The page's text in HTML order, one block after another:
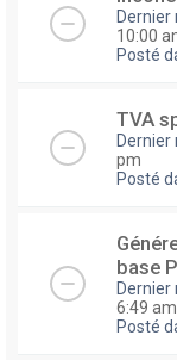
Dernier
10:00
Posté
TVA
Dernier
pm
Posté
base
Dernier
6:49 am
Posté